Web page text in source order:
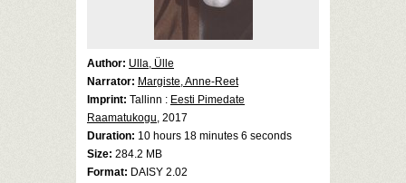
Author: Ulla, Ülle
Narrator: Margiste, Anne-Reet
Imprint: Tallinn : Eesti Pimedate
Raamatukogu, 2017
Duration: 10 hours 18 minutes 6 seconds
Size: 284.2 MB
Format: DAISY 2.02